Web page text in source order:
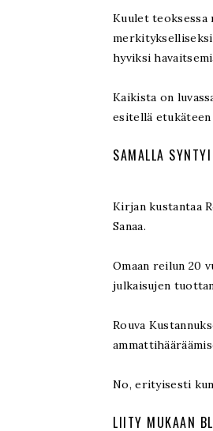
Kuulet teoksessa
hyviksi
Kaikista on
esitellä
SAMALLA
Kirjan kustantaa
Sanaa.
Omaan reilun 20
julkaisujen
Rouva
No, erityisesti
LIITY MUKAAN